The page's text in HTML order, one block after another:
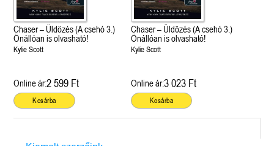
Chaser – Üldözés (A csehó 3.)
Önállóan is olvasható!
Kylie Scott
Online ár:2 599 Ft
Kosárba
Chaser – Üldözés (A csehó 3.)
Önállóan is olvasható!
Kylie Scott
Online ár:3 023 Ft
Kosárba